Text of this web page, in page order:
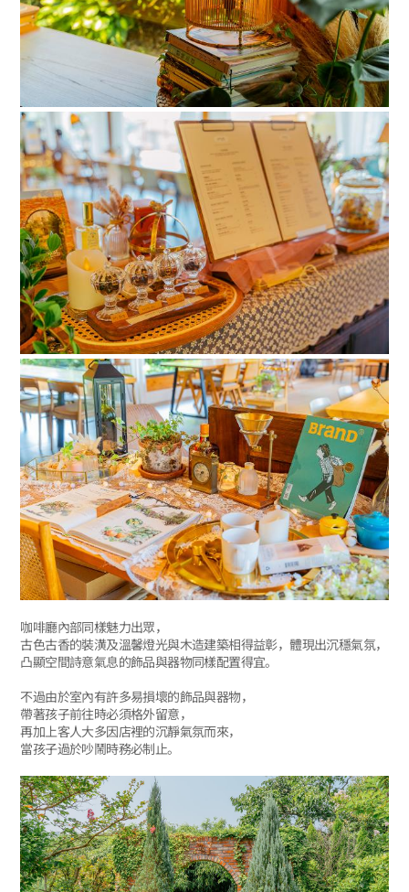
咖啡廳內部同樣魅力出眾，
古色古香的裝潢及溫馨燈光與木造建築相得益彰，體現出沉穩氣氛，
凸顯空間詩意氣息的飾品與器物同樣配置得宜。
不過由於室內有許多易損壞的飾品與器物，
帶著孩子前往時必須格外留意，
再加上客人大多因店裡的沉靜氣氛而來，
當孩子過於吵鬧時務必制止。